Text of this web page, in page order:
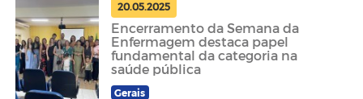
20.05.2025
Encerramento da Semana da
Enfermagem destaca papel
fundamental da categoria na
saúde pública
Gerais